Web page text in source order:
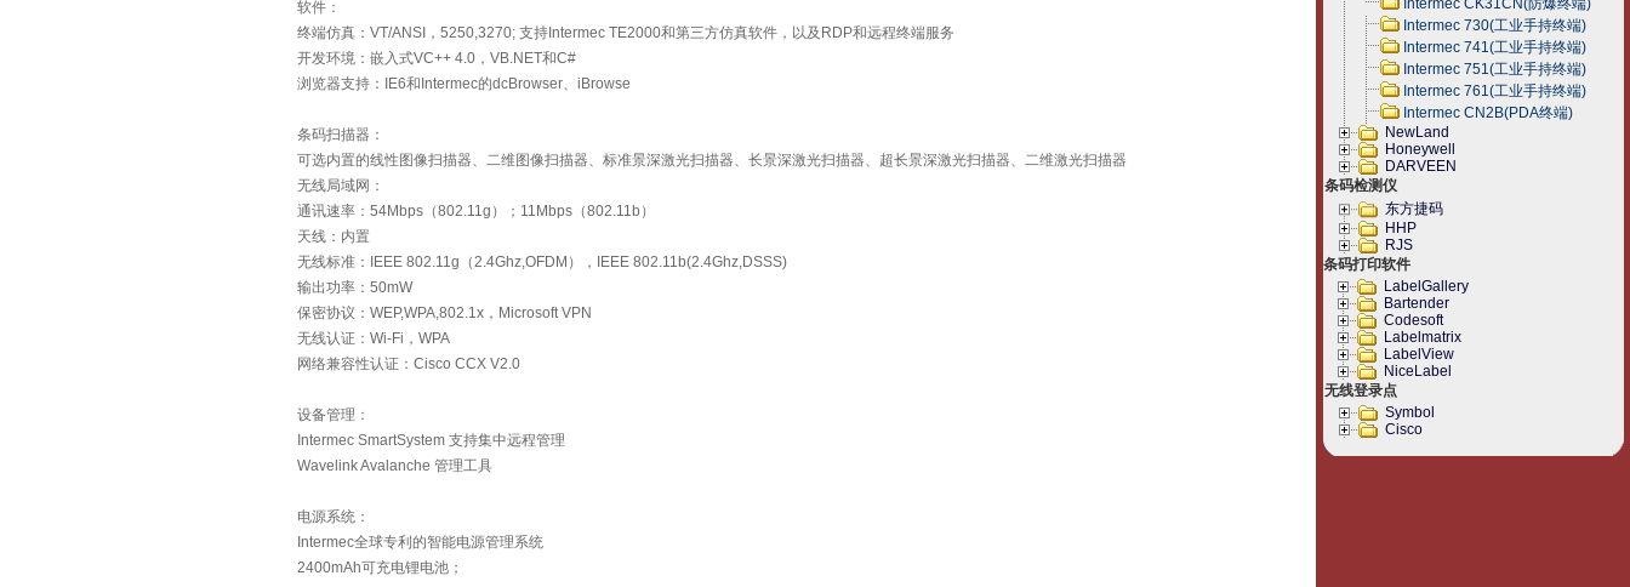
Intermec CK31CN(防爆终端)
Intermec 730(工业手持终端)
Intermec 741(工业手持终端)
Intermec 751(工业手持终端)
Intermec 761(工业手持终端)
Intermec CN2B(PDA终端)
NewLand
Honeywell
DARVEEN
条码检测仪
东方捷码
HHP
RJS
条码打印软件
LabelGallery
Bartender
Codesoft
Labelmatrix
LabelView
NiceLabel
无线登录点
Symbol
Cisco
软件：
终端仿真：VT/ANSI，5250,3270; 支持Intermec TE2000和第三方仿真软件，以及RDP和远程终端服务
开发环境：嵌入式VC++ 4.0，VB.NET和C#
浏览器支持：IE6和Intermec的dcBrowser、iBrowse
条码扫描器：
可选内置的线性图像扫描器、二维图像扫描器、标准景深激光扫描器、长景深激光扫描器、超长景深激光扫描器、二维激光扫描器
无线局域网：
通讯速率：54Mbps（802.11g）；11Mbps（802.11b）
天线：内置
无线标准：IEEE 802.11g（2.4Ghz,OFDM），IEEE 802.11b(2.4Ghz,DSSS)
输出功率：50mW
保密协议：WEP,WPA,802.1x，Microsoft VPN
无线认证：Wi-Fi，WPA
网络兼容性认证：Cisco CCX V2.0
设备管理：
Intermec SmartSystem 支持集中远程管理
Wavelink Avalanche 管理工具
电源系统：
Intermec全球专利的智能电源管理系统
2400mAh可充电锂电池；